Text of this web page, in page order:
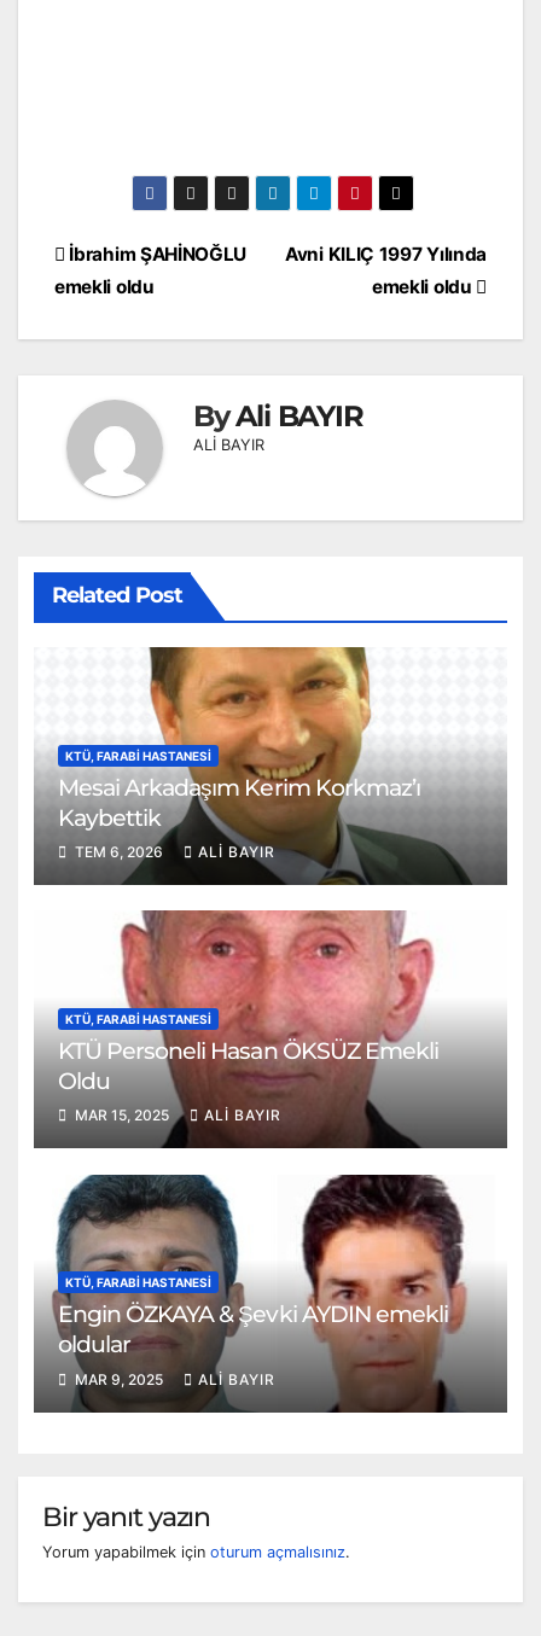
Yazı
gezinmesi
Avni KILIÇ 1997 Yılında
emekli oldu
İbrahim ŞAHİNOĞLU
emekli oldu
ByAli BAYIR
ALİ BAYIR
Related Post
KTÜ, FARABI HASTANESI
Mesai Arkadaşım Kerim Korkmaz’ı
Kaybettik
TEM 6, 2026 ALI BAYIR
KTÜ, FARABI HASTANESI
KTÜ Personeli Hasan ÖKSÜZ Emekli
Oldu
MAR 15, 2025 ALI BAYIR
KTÜ, FARABI HASTANESI
Engin ÖZKAYA & Şevki AYDIN emekli
oldular
MAR 9, 2025 ALI BAYIR
Bir yanıt yazın
Yorum yapabilmek için oturum açmalısınız.